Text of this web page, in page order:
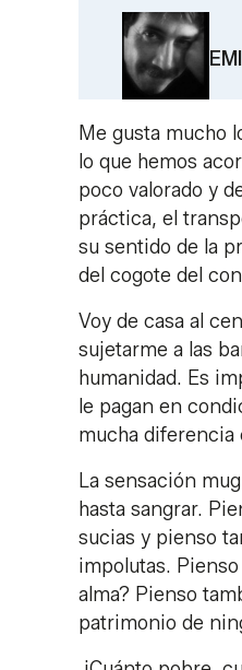
Me gusta mucho
lo que hemos
poco valorado y
práctica, el
su sentido de la
del cogote del
Voy de casa al
sujetarme a las
humanidad. Es
le pagan en
mucha diferencia
La sensación
hasta sangrar.
sucias y pienso
impolutas.
alma? Pienso
patrimonio de